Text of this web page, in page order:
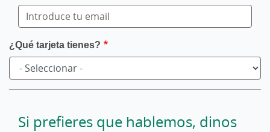
fila_cinco
¿Qué tarjeta tienes?
Si prefieres que hablemos, dinos